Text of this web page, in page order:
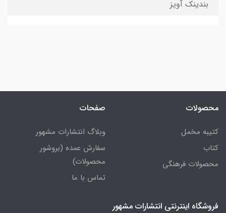
بندینک آویز
محصولات
کتیبه مخمل
کتاب
محصولات فرهنگی
صفحات
وبلاگ انتشارات مشهور
سفارش عمده (بروشور
محصولات)
تماس با ما
فروشگاه اینترنتی انتشارات مشهور